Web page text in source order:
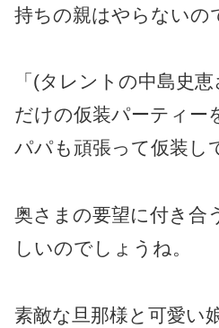
持ちの親はやらないの
「(タレントの中島史
だけの仮装パーティー
パパも頑張って仮装し
奥さまの要望に付き合
しいのでしょうね。
素敵な旦那様と可愛い